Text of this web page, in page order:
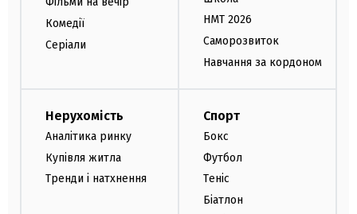
Комедії
Серіали
НМТ 2026
Саморозвиток
Навчання за кордоном
Нерухомість
Аналітика ринку
Купівля житла
Тренди і натхнення
Спорт
Бокс
Футбол
Теніс
Біатлон